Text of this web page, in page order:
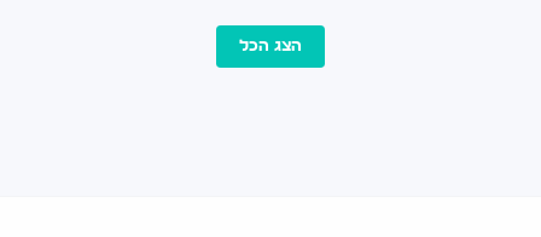
הצג הכל